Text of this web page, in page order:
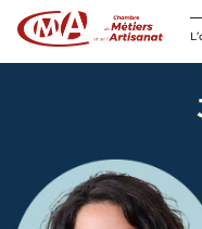
Panneau de gestion